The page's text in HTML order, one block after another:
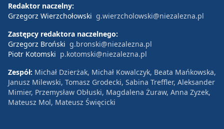
Redaktor naczelny:
Grzegorz Wierzchołowski g.wierzcholowski@niezalezna.pl
Zastępcy redaktora naczelnego:
Grzegorz Broński g.bronski@niezalezna.pl
Piotr Kotomski p.kotomski@niezalezna.pl
Zespół: Michał Dzierżak, Michał Kowalczyk, Beata Mańkowska,
Janusz Milewski, Tomasz Grodecki, Sabina Treffler, Aleksander
Mimier, Przemysław Obłuski, Magdalena Żuraw, Anna Zyzek,
Mateusz Mol, Mateusz Święcicki